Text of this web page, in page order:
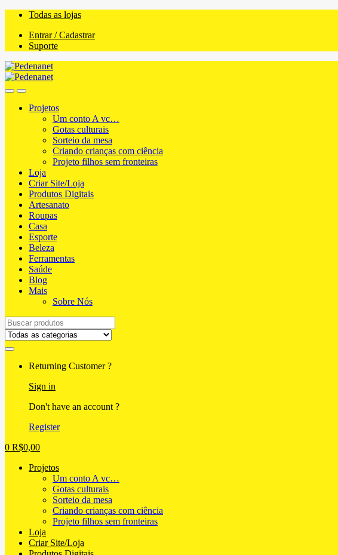
Skip
navigation
Skip
content
Todas as lojas
Entrar / Cadastrar
Suporte
Projetos
Um conto A vc…
Gotas culturais
Sorteio da mesa
Criando crianças com ciência
Projeto filhos sem fronteiras
Loja
Criar Site/Loja
Produtos Digitais
Artesanato
Roupas
Casa
Esporte
Beleza
Ferramentas
Saúde
Blog
Mais
Sobre Nós
Search
for:
Returning Customer ?
Sign in
Don't have an account ?
Register
0 R$0,00
Projetos
Um conto A vc…
Gotas culturais
Sorteio da mesa
Criando crianças com ciência
Projeto filhos sem fronteiras
Loja
Criar Site/Loja